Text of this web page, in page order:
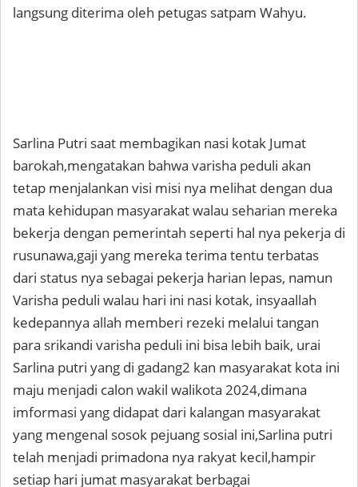
langsung diterima oleh petugas satpam Wahyu.
Sarlina Putri saat membagikan nasi kotak Jumat
barokah,mengatakan bahwa varisha peduli akan
tetap menjalankan visi misi nya melihat dengan dua
mata kehidupan masyarakat walau seharian mereka
bekerja dengan pemerintah seperti hal nya pekerja di
rusunawa,gaji yang mereka terima tentu terbatas
dari status nya sebagai pekerja harian lepas, namun
Varisha peduli walau hari ini nasi kotak, insyaallah
kedepannya allah memberi rezeki melalui tangan
para srikandi varisha peduli ini bisa lebih baik, urai
Sarlina putri yang di gadang2 kan masyarakat kota ini
maju menjadi calon wakil walikota 2024,dimana
imformasi yang didapat dari kalangan masyarakat
yang mengenal sosok pejuang sosial ini,Sarlina putri
telah menjadi primadona nya rakyat kecil,hampir
setiap hari jumat masyarakat berbagai